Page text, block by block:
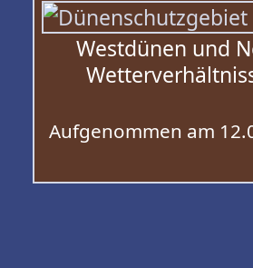
Westdünen und
Aufgenommen am